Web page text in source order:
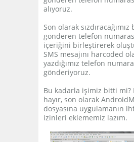
alıyoruz.
Son olarak
gönderen telefon
içeriğini birleştirerek
SMS mesajını harcoded
yazdığımız telefon
gönderiyoruz.
Bu kadarla işimiz bitti mi?
hayır, son olarak
dosyasına uygulamanın
izinleri eklememiz lazım.